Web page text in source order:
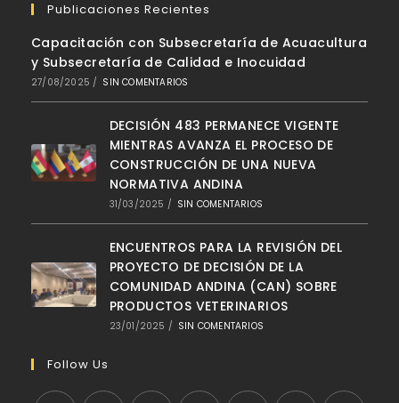
Publicaciones Recientes
Capacitación con Subsecretaría de Acuacultura
y Subsecretaría de Calidad e Inocuidad
27/08/2025 / SIN COMENTARIOS
DECISIÓN 483 PERMANECE VIGENTE
MIENTRAS AVANZA EL PROCESO DE
CONSTRUCCIÓN DE UNA NUEVA
NORMATIVA ANDINA
31/03/2025 / SIN COMENTARIOS
ENCUENTROS PARA LA REVISIÓN DEL
PROYECTO DE DECISIÓN DE LA
COMUNIDAD ANDINA (CAN) SOBRE
PRODUCTOS VETERINARIOS
23/01/2025 / SIN COMENTARIOS
Follow Us